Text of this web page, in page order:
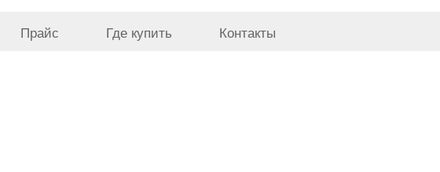
Прайс Где купить Контакты